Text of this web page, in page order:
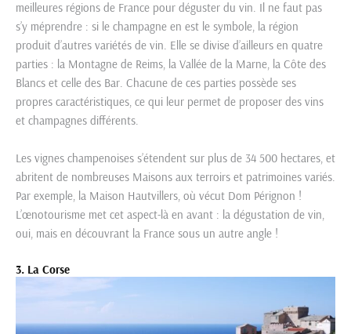
meilleures régions de France pour déguster du vin. Il ne faut pas
s’y méprendre : si le champagne en est le symbole, la région
produit d’autres variétés de vin. Elle se divise d’ailleurs en quatre
parties : la Montagne de Reims, la Vallée de la Marne, la Côte des
Blancs et celle des Bar. Chacune de ces parties possède ses
propres caractéristiques, ce qui leur permet de proposer des vins
et champagnes différents.
Les vignes champenoises s’étendent sur plus de 34 500 hectares, et
abritent de nombreuses Maisons aux terroirs et patrimoines variés.
Par exemple, la Maison Hautvillers, où vécut Dom Pérignon !
L’œnotourisme met cet aspect-là en avant : la dégustation de vin,
oui, mais en découvrant la France sous un autre angle !
3. La Corse